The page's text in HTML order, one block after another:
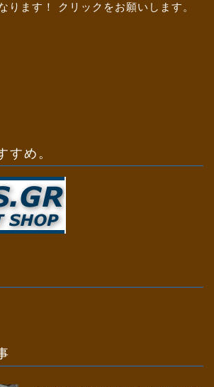
ります！ クリックをお願いします。
すめ。